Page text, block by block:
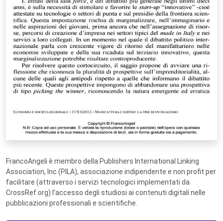
FrancoAngeli è membro della Publishers International Linking
Association, Inc (PILA), associazione indipendente e non profit per
facilitare (attraverso i servizi tecnologici implementati da
CrossRef.org) l’accesso degli studiosi ai contenuti digitali nelle
pubblicazioni professionali e scientifiche.